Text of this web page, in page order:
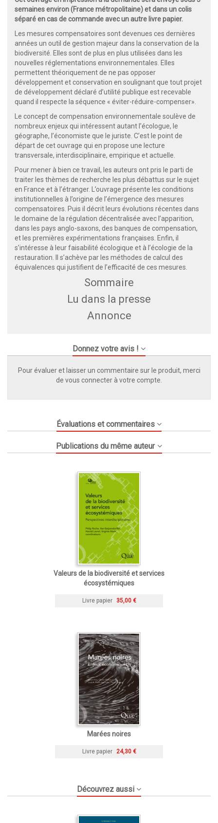
semaines environ (France métropolitaine) et dans un colis
séparé en cas de commande avec un autre livre papier.
Les mesures compensatoires sont devenues ces dernières
années un outil de gestion majeur dans la conservation de la
biodiversité. Elles sont de plus en plus utilisées dans les
nouvelles réglementations environnementales. Elles
permettent théoriquement de ne pas opposer
développement et conservation en soulignant que tout projet
de développement déclaré d’utilité publique est recevable
quand il respecte la séquence « éviter-réduire-compenser».
Le concept de compensation environnementale soulève de
nombreux enjeux qui intéressent autant l’écologue, le
géographe, l’économiste que le juriste. C’est le point de
départ de cet ouvrage qui en propose une lecture
transversale, interdisciplinaire, empirique et actuelle.
Pour mener à bien ce travail, les auteurs ont pris le parti de
traiter les thèmes de recherche les plus débattus sur le sujet
en France et à l’étranger. L’ouvrage présente les conditions
institutionnelles à l’origine de l’émergence des mesures
compensatoires. Puis il décrit leurs évolutions récentes dans
le domaine de la régulation décentralisée avec l’apparition,
dans les pays anglo-saxons, des banques de compensation,
et les premières expérimentations françaises. Enfin, il
s’intéresse à leur faisabilité écologique et à l’écologie de la
restauration. Il s’achève par les méthodes de calcul des
équivalences qui justifient de l’efficacité de ces mesures.
Sommaire
Lu dans la presse
Annonce
Donnez votre avis !
Pour évaluer et laisser un commentaire sur le produit, merci
de vous connecter à votre compte.
Évaluations et commentaires
Publications du même auteur
Valeurs de la biodiversité et services
écosystémiques
Livre papier 35,00 €
Marées noires
Livre papier 24,30 €
Découvrez aussi